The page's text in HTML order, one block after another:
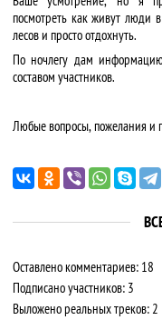
посмотреть как живут люди
лесов и просто отдохнуть.
По ночлегу дам
составом участников.
Любые вопросы, пожелания и
Оставлено комментариев: 18
Подписано участников: 3
Выложено реальных треков: 2